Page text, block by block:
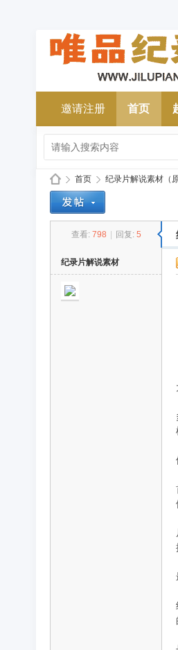
邀请注册 首页
首页
›
纪录片解说素材（
查看: 798 回复: 5
纪录片解说素材